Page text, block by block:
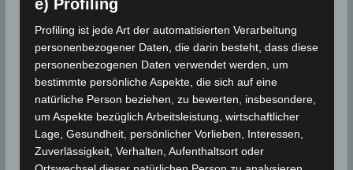
eine Leitautorin des kommenden Berichts des
Weltklimarats IPCC, die das übergreifende
Eisschildmodell-Vergleichsprojekt ISMIP6 leitete. “Es
gibt immer noch große Unsicherheiten, aber wir
können unser Verständnis des größten Eisschildes
der Erde beständig verbessern. Der Vergleich von
Modellergebnisse ist ein wirkungsvolles Instrument,
um der Gesellschaft die notwendigen Informationen
für rationale Entscheidungen zu liefern.“
e) Profiling
Profiling ist jede Art der automatisierten Verarbeitung
personenbezogener Daten, die darin besteht, dass diese
personenbezogenen Daten verwendet werden, um
bestimmte persönliche Aspekte, die sich auf eine
natürliche Person beziehen, zu bewerten, insbesondere,
um Aspekte bezüglich Arbeitsleistung, wirtschaftlicher
Lage, Gesundheit, persönlicher Vorlieben, Interessen,
Zuverlässigkeit, Verhalten, Aufenthaltsort oder